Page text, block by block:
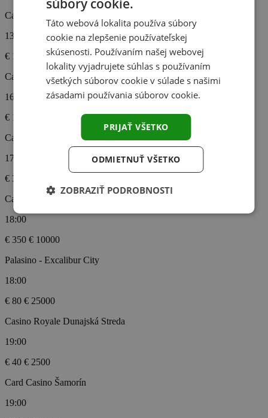
Card Casino Šamorín
13:00
€ 1500
€ 1000000
Card Casino Šamorín
16:00
€ 1800
Card Casino Šamorín
17:00
€ 3500
Card Casino Šamorín
18:00
€ 350 € 10000
Palasino - Excalibur City
18:00
€ 80 € 25000
Casino Royale Dunajská Streda
19:00
€ 40 € 2500
Card Casino Šamorín
19:00
Táto webová lokalita používa súbory
cookie na zlepšenie používateľskej
skúsenosti. Používaním našej webovej
lokality vyjadrujete súhlas s používaním
všetkých súborov cookie v súlade s našimi
zásadami používania súborov cookie.
PRIJAŤ VŠETKO
ODMIETNUŤ VŠETKO
ZOBRAZIŤ PODROBNOSTI